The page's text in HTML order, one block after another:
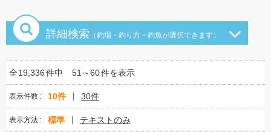
詳細検索 （釣場・釣り方・釣魚が選択できます）
全19,336件中 51～60件を表示
表示件数 10件 30件
表示方法 標準 テキストのみ